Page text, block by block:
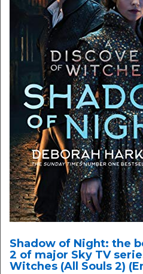
Shadow of Night: the
2 of major Sky TV
Witches (All Souls 2)